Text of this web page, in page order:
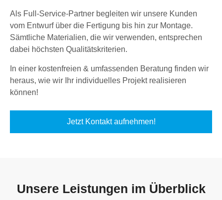
Als Full-Service-Partner begleiten wir unsere Kunden
vom Entwurf über die Fertigung bis hin zur Montage.
Sämtliche Materialien, die wir verwenden, entsprechen
dabei höchsten Qualitätskriterien.
In einer kostenfreien & umfassenden Beratung finden wir
heraus, wie wir Ihr individuelles Projekt realisieren
können!
Jetzt Kontakt aufnehmen!
Unsere Leistungen im Überblick